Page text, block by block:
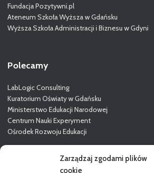
Zarządzaj zgodami plików
cookie
Fundacja Pozytywni.pl
Ateneum Szkoła Wyższa w Gdańsku
Wyższa Szkoła Administracji i Biznesu w Gdyni
Polecamy
LabLogic Consulting
Kuratorium Oświaty w Gdańsku
Ministerstwo Edukacji Narodowej
Centrum Nauki Experyment
Ośrodek Rozwoju Edukacji
Więcej o GODN